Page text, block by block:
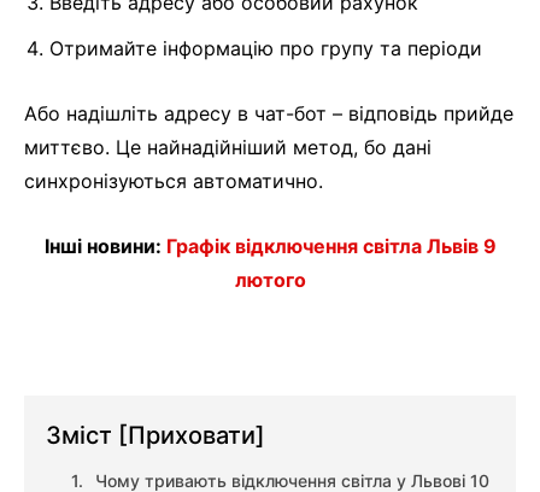
Отримайте інформацію про групу та періоди
Або надішліть адресу в чат-бот – відповідь прийде
миттєво. Це найнадійніший метод, бо дані
синхронізуються автоматично.
Інші новини: Графік відключення світла Львів 9
лютого
Зміст [Приховати]
Чому тривають відключення світла у Львові 10